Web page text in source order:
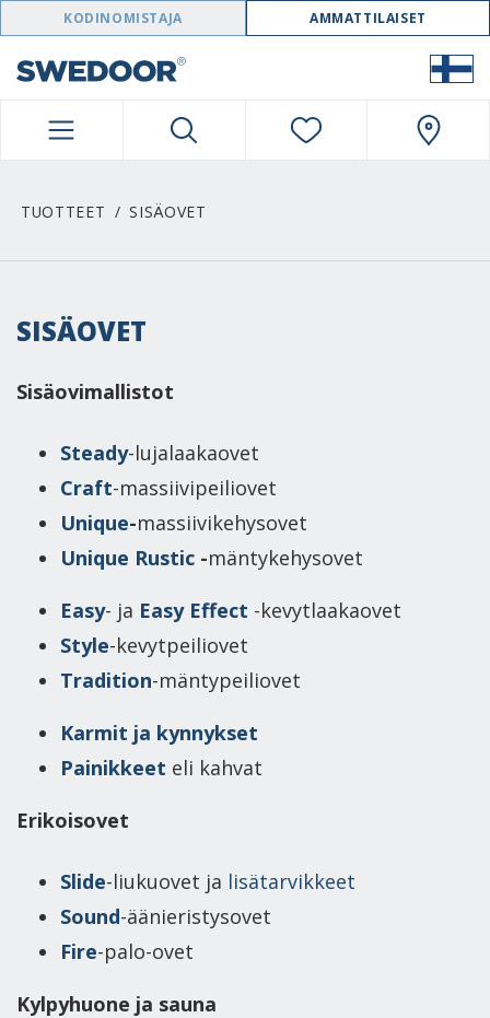
SWEDOOR NAVIGATION
KODINOMISTAJA AMMATTILAISET
TUOTTEET SISÄOVET
SISÄOVET
Sisäovimallistot
Steady-lujalaakaovet
Craft-massiivipeiliovet
Unique-massiivikehysovet
Unique Rustic -mäntykehysovet
Easy- ja Easy Effect -kevytlaakaovet
Style-kevytpeiliovet
Tradition-mäntypeiliovet
Karmit ja kynnykset
Painikkeet eli kahvat
Erikoisovet
Slide-liukuovet ja lisätarvikkeet
Sound-äänieristysovet
Fire-palo-ovet
Kylpyhuone ja sauna